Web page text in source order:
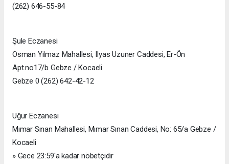
(262) 646-55-84
Şule Eczanesi
Osman Yılmaz Mahallesi, Ilyas Uzuner Caddesi, Er-Ön
Apt.no17/b Gebze / Kocaeli
Gebze 0 (262) 642-42-12
Uğur Eczanesi
Mımar Sınan Mahallesi, Mımar Sınan Caddesi, No: 65/a Gebze /
Kocaeli
» Gece 23:59'a kadar nöbetçidir